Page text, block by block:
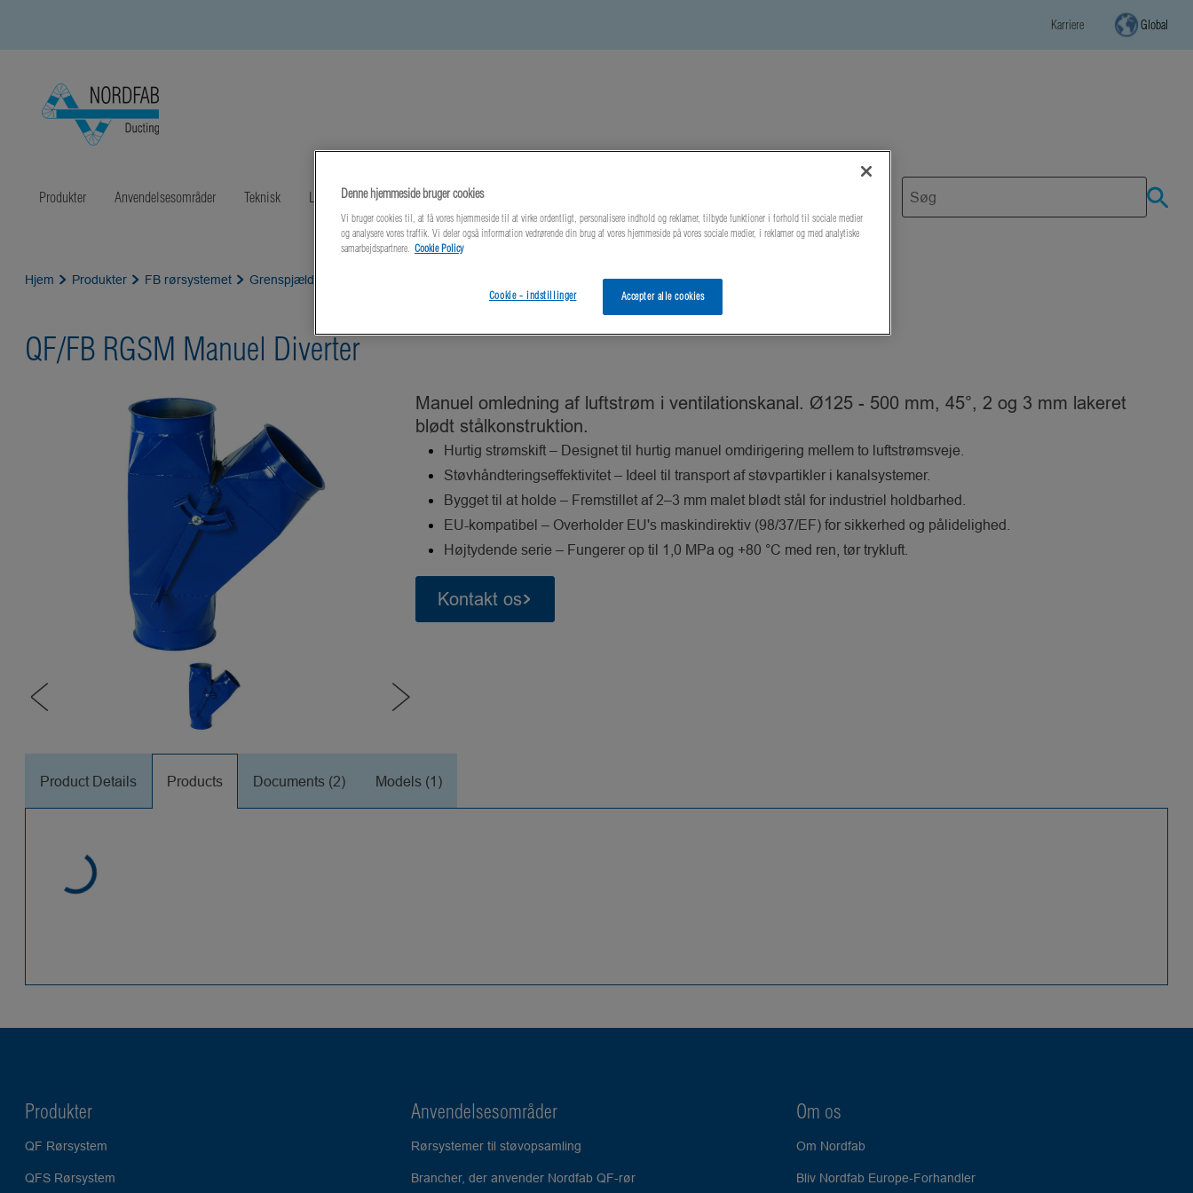
Karriere Global
Produkter Anvendelsesområder Teknisk Litteratur Seneste nyheder
Hjem Produkter FB rørsystemet Grenspjæld
QF/FB RGSM Manuel Diverter
Manuel omledning af luftstrøm i ventilationskanal. Ø125 - 500 mm, 45°, 2 og 3 mm lakeret
blødt stålkonstruktion.
Hurtig strømskift – Designet til hurtig manuel omdirigering mellem to luftstrømsveje.
Støvhåndteringseffektivitet – Ideel til transport af støvpartikler i kanalsystemer.
Bygget til at holde – Fremstillet af 2–3 mm malet blødt stål for industriel holdbarhed.
EU-kompatibel – Overholder EU's maskindirektiv (98/37/EF) for sikkerhed og pålidelighed.
Højtydende serie – Fungerer op til 1,0 MPa og +80 °C med ren, tør trykluft.
Kontakt os
Product Details Products Documents (2) Models (1)
Produkter
QF Rørsystem
QFS Rørsystem
Anvendelsesområder
Rørsystemer til støvopsamling
Brancher, der anvender Nordfab QF-rør
Om os
Om Nordfab
Bliv Nordfab Europe-Forhandler
Denne hjemmeside bruger cookies
Vi bruger cookies til, at få vores hjemmeside til at virke ordentligt, personalisere indhold og reklamer, tilbyde funktioner i forhold til sociale medier
og analysere vores traffik. Vi deler også information vedrørende din brug af vores hjemmeside på vores sociale medier, i reklamer og med analytiske
samarbejdspartnere. Cookie Policy
Accepter alle cookies
Cookie - indstillinger